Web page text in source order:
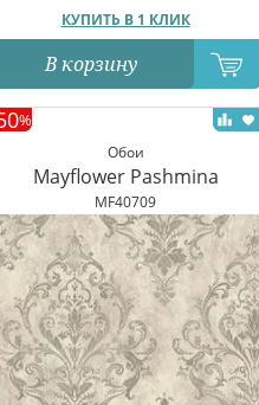
КУПИТЬ В 1 КЛИК
В корзину
Обои
Mayflower Pashmina
MF40709
%